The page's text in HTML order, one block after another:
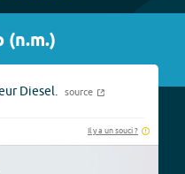
(n.m.)
Diesel. source
Il y a un souci ?